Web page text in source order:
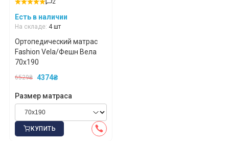
2
Есть в наличии
На складе: 4 шт
Ортопедический матрас
Fashion Vela/Фешн Вела
70x190
6529₴ 4374₴
Размер матраса
КУПИТЬ